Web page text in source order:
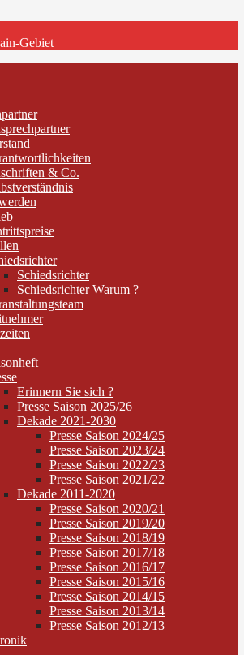
Gebiet
& Co.
Schiedsrichter
Schiedsrichter Warum ?
Erinnern Sie sich ?
Presse Saison 2025/26
Dekade 2021-2030
Presse Saison 2024/25
Presse Saison 2023/24
Presse Saison 2022/23
Presse Saison 2021/22
Dekade 2011-2020
Presse Saison 2020/21
Presse Saison 2019/20
Presse Saison 2018/19
Presse Saison 2017/18
Presse Saison 2016/17
Presse Saison 2015/16
Presse Saison 2014/15
Presse Saison 2013/14
Presse Saison 2012/13